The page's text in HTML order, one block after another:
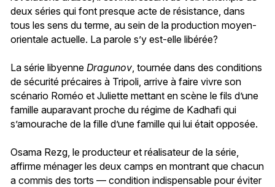
deux séries qui font presque acte de résistance, dans
tous les sens du terme, au sein de la production moyen-
orientale actuelle. La parole s’y est-elle libérée?
La série libyenne Dragunov , tournée dans des conditions
de sécurité précaires à Tripoli, arrive à faire vivre son
scénario Roméo et Juliette mettant en scène le fils d’une
famille auparavant proche du régime de Kadhafi qui
s’amourache de la fille d’une famille qui lui était opposée.
Osama Rezg, le producteur et réalisateur de la série,
affirme ménager les deux camps en montrant que chacun
a commis des torts — condition indispensable pour éviter